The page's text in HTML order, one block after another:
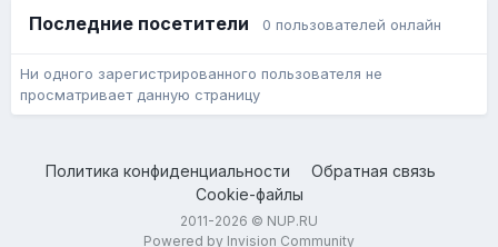
Последние посетители 0 пользователей онлайн
Ни одного зарегистрированного пользователя не
просматривает данную страницу
Политика конфиденциальности
Обратная связь
Cookie-файлы
2011-2026 © NUP.RU
Powered by Invision Community